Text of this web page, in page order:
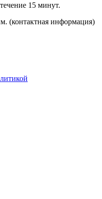
15 минут.
(контактная информация)